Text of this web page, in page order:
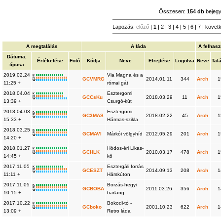
Összesen:154 db
Lapozás:előző |1 | 2 | 3 | 4 | 5 | 6 | 7 |
A megtalálás A láda
A
Dátuma,
típusa
Értékelése Fotó Kódja Neve Elrejtése Logolva Neve
2019.02.24
11:25 +
K
R
W
GCVMRG
Via Magna és a
római gát
2014.01.11 344 Arch
2018.04.04
13:39 +
K
R
W
GCCsKu
Esztergomi
Csurgó-kút
2018.03.29 11 Arch
2018.04.03
15:33 +
K
R
W
GC3MAS
Esztergomi
Hármas-szikla
2018.02.22 45 Arch
2018.03.25
14:20 +
K
R
W
GCMAVI Márkói völgyhíd 2012.05.29 201 Arch
2018.01.27
14:45 +
K
R
W
GCHLK
Hódos-éri Likas-
kő
2010.03.17 478 Arch
2017.11.05
11:11 +
K
R
W
GCESZT
Esztergáli forrás
Hárskúton
2014.09.13 208 Arch
2017.11.05
10:15 +
K
R
W
GCBOBA
Borzás-hegyi
barlang
2011.03.26 356 Arch
2017.10.22
13:09 +
K
R
W
GCboko
Bokodi-tó -
Retro láda
2001.10.23 622 Arch